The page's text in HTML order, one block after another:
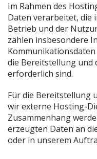
Im Rahmen des
Daten verarbeitet, die
Betrieb und der
zählen insbesondere
die Bereitstellung und
erforderlich sind.
Für die Bereitstellung
wir externe Hosting-
Zusammenhang
erzeugten Daten an
oder in unserem